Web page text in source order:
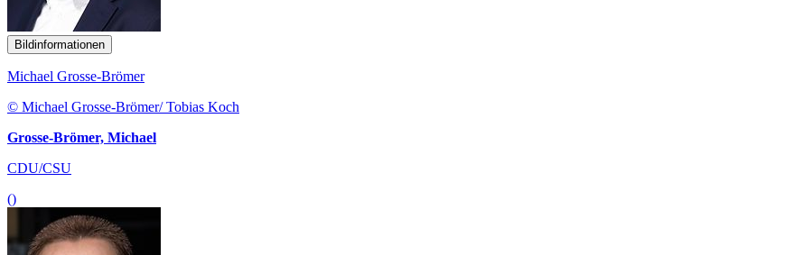
Bildinformationen
Michael Grosse-Brömer
© Michael Grosse-Brömer/ Tobias Koch
Grosse-Brömer, Michael
CDU/CSU
()